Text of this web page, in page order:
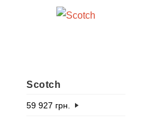
Scotch
59 927 грн.